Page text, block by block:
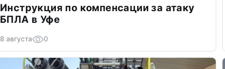
Инструкция по компенсации за атаку
БПЛА в Уфе
8 августа 0